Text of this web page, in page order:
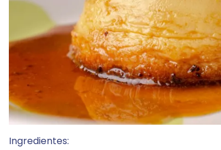
Ingredientes: